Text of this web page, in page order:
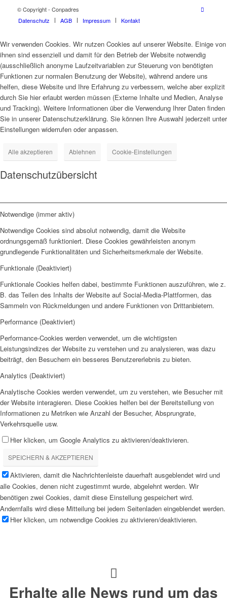
© Copyright - Conpadres
Datenschutz
AGB Impressum Kontakt
Wir verwenden Cookies. Wir nutzen Cookies auf unserer Website. Einige von
ihnen sind essenziell und damit für den Betrieb der Website notwendig
(ausschließlich anonyme Laufzeitvariablen zur Steuerung von benötigten
Funktionen zur normalen Benutzung der Website), während andere uns
helfen, diese Website und Ihre Erfahrung zu verbessern, welche aber explizit
durch Sie hier erlaubt werden müssen (Externe Inhalte und Medien, Analyse
und Tracking). Weitere Informationen über die Verwendung Ihrer Daten finden
Sie in unserer Datenschutzerklärung. Sie können Ihre Auswahl jederzeit unter
Einstellungen widerrufen oder anpassen.
Alle akzeptieren Ablehnen Cookie-Einstellungen
Datenschutzübersicht
Notwendige (immer aktiv)
Notwendige Cookies sind absolut notwendig, damit die Website
ordnungsgemäß funktioniert. Diese Cookies gewährleisten anonym
grundlegende Funktionalitäten und Sicherheitsmerkmale der Website.
Funktionale (Deaktiviert)
Funktionale Cookies helfen dabei, bestimmte Funktionen auszuführen, wie z.
B. das Teilen des Inhalts der Website auf Social-Media-Plattformen, das
Sammeln von Rückmeldungen und andere Funktionen von Drittanbietern.
Performance (Deaktiviert)
Performance-Cookies werden verwendet, um die wichtigsten
Leistungsindizes der Website zu verstehen und zu analysieren, was dazu
beiträgt, den Besuchern ein besseres Benutzererlebnis zu bieten.
Analytics (Deaktiviert)
Analytische Cookies werden verwendet, um zu verstehen, wie Besucher mit
der Website interagieren. Diese Cookies helfen bei der Bereitstellung von
Informationen zu Metriken wie Anzahl der Besucher, Absprungrate,
Verkehrsquelle usw.
Hier klicken, um Google Analytics zu aktivieren/deaktivieren.
SPEICHERN & AKZEPTIEREN
Aktivieren, damit die Nachrichtenleiste dauerhaft ausgeblendet wird und
alle Cookies, denen nicht zugestimmt wurde, abgelehnt werden. Wir
benötigen zwei Cookies, damit diese Einstellung gespeichert wird.
Andernfalls wird diese Mitteilung bei jedem Seitenladen eingeblendet werden.
Hier klicken, um notwendige Cookies zu aktivieren/deaktivieren.
Erhalte alle News rund um das